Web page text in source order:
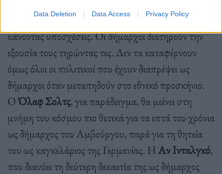
Data Deletion Data Access Privacy Policy
ικανούς διαχειριστές. Οι δημαγωγοί ανεβαίνουν
κάνοντας υποσχέσεις. Οι δήμαρχοι διατηρούν την
εξουσία τους τηρώντας τες. Δεν τα καταφέρνουν
όμως όλοι οι πολιτικοί που έχουν διαπρέψει ως
δήμαρχοι όταν μεταπηδούν στο εθνικό προσκήνιο.
ΟΌλαφ Σολτς, για παράδειγμα, θα μείνει στη
μνήμη του κόσμου πιο θετικά για τα επτά του χρόνια
ως δήμαρχος του Αμβούργου, παρά για τη θητεία
του ως καγκελάριος της Γερμανίας. ΗΑν Ινταλγκό,
που διανύει τη δεύτερη δεκαετία της ως δήμαρχος